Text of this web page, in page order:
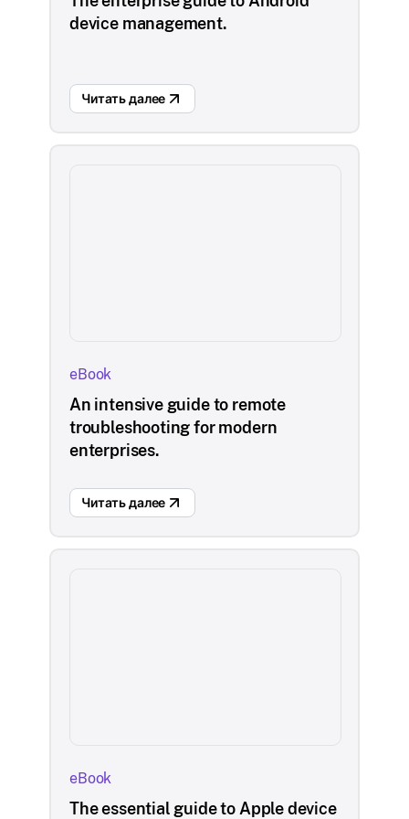
device management.
Читать далее
eBook
An intensive guide to remote
troubleshooting for modern
enterprises.
Читать далее
eBook
The essential guide to Apple device